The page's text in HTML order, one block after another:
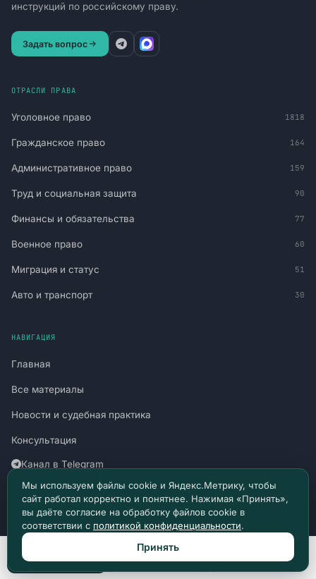
инструкций по российскому праву.
Задать вопрос
ОТРАСЛИ ПРАВА
Уголовное право 1818
Гражданское право 164
Административное право 159
Труд и социальная защита 90
Финансы и обязательства 77
Военное право 60
Миграция и статус 51
Авто и транспорт 30
НАВИГАЦИЯ
Главная
Все материалы
Новости и судебная практика
Консультация
Канал в Telegram
Канал в Max
Политика конфиденциальности
Пользовательское соглашение
Мы используем файлы cookie и Яндекс.Метрику, чтобы
сайт работал корректно и понятнее. Нажимая «Принять»,
вы даёте согласие на обработку файлов cookie в
соответствии с политикой конфиденциальности.
Принять